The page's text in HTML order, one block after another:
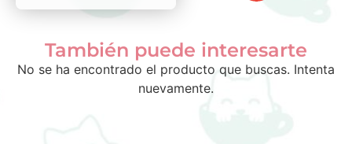
También puede interesarte
No se ha encontrado el producto que buscas. Intenta
nuevamente.